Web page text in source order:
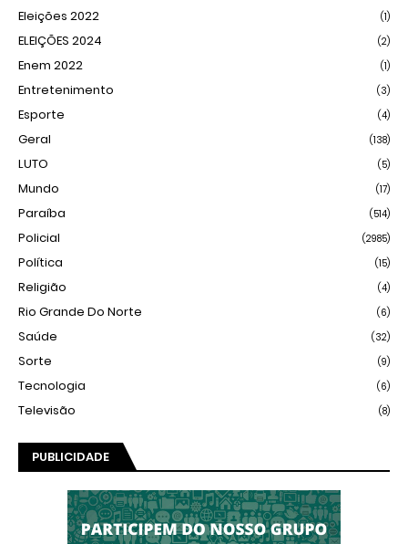
Eleições 2022
(1)
ELEIÇÕES 2024 (2)
Enem 2022 (1)
Entretenimento (3)
Esporte (4)
Geral (138)
LUTO (5)
Mundo (17)
Paraíba (514)
Policial (2985)
Política (15)
Religião (4)
Rio Grande Do Norte (6)
Saúde (32)
Sorte (9)
Tecnologia (6)
Televisão (8)
PUBLICIDADE